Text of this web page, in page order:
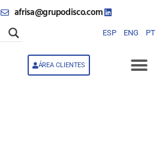
afrisa@grupodisco.com
ESP ENG PT
ÁREA CLIENTES